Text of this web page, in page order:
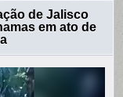
de Jalisco
em ato de